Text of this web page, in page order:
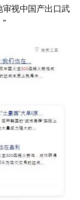
视中国产出口武